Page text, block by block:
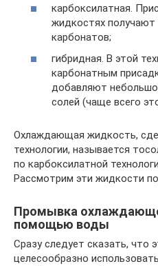
карбоксилатная.
жидкостях получают
карбонатов;
гибридная. В этой
карбонатным
добавляют
солей (чаще всего
Охлаждающая жидкость,
технологии, называется
по карбоксилатной
Рассмотрим эти жидкости
Промывка
помощью воды
Сразу следует сказать, что
целесообразно